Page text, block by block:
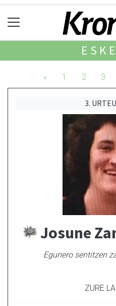
« 1 2 3
3.
Josune
Egunero sentitzen
ZURE